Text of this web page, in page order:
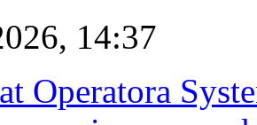
14:37
Operatora